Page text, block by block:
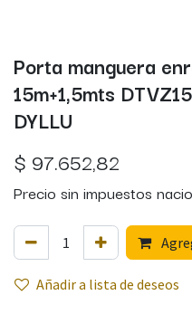
Porta manguera
15m+1,5mts
DYLLU
$ 97.652,82
Precio sin impuestos
Añadir a lista de deseos